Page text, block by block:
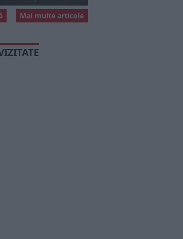
Mai multe articole